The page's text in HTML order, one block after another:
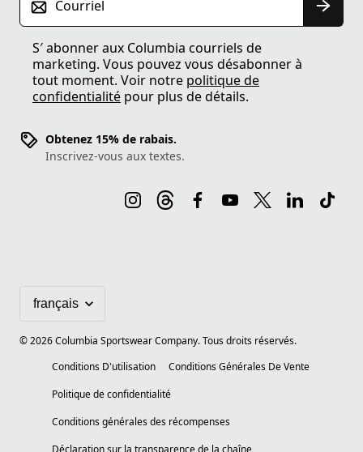
Courriel
S′ abonner aux Columbia courriels de
marketing. Vous pouvez vous désabonner à
tout moment. Voir notre politique de
confidentialité pour plus de détails.
Obtenez 15% de rabais.
Inscrivez-vous aux textes.
©2026Columbia Sportswear Company. Tous droits réservés.
Conditions D'utilisation
Conditions Générales De Vente
Politique de confidentialité
Conditions générales des récompenses
Déclaration sur la transparence de la chaîne